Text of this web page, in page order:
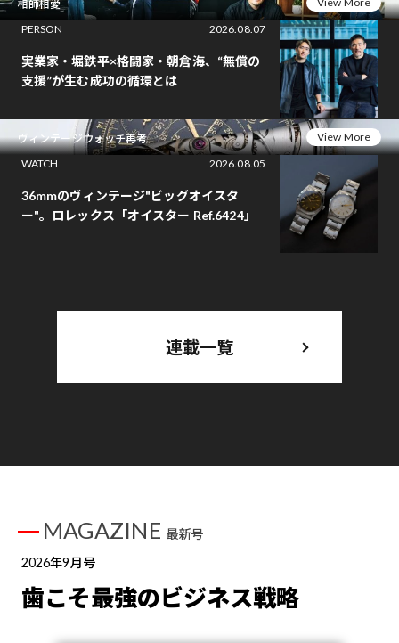
相師相愛
PERSON
2026.08.07
実業家・堀鉄平×格闘家・朝倉海、“無償の
支援”が生む成功の循環とは
ヴィンテージウォッチ再考
View More
WATCH
2026.08.05
36mmのヴィンテージ"ビッグオイスタ
ー"。ロレックス「オイスター Ref.6424」
連載一覧
MAGAZINE 最新号
2026年9月号
歯こそ最強のビジネス戦略